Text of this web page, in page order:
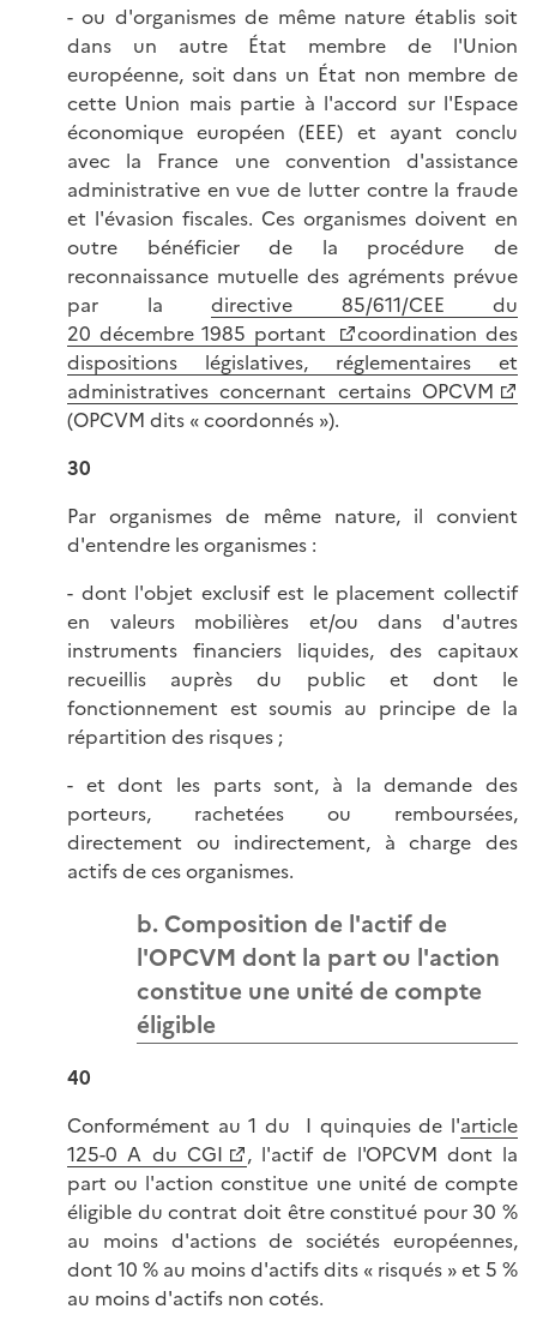
- ou d'organismes de même nature établis soit
dans un autre État membre de l'Union
européenne, soit dans un État non membre de
cette Union mais partie à l'accord sur l'Espace
économique européen (EEE) et ayant conclu
avec la France une convention d'assistance
administrative en vue de lutter contre la fraude
et l'évasion fiscales. Ces organismes doivent en
outre bénéficier de la procédure de
reconnaissance mutuelle des agréments prévue
par la directive 85/611/CEE du
20 décembre 1985 portant
coordination des
dispositions législatives, réglementaires et
administratives concernant certains OPCVM
(OPCVM dits « coordonnés »).
30
Par organismes de même nature, il convient
d'entendre les organismes :
- dont l'objet exclusif est le placement collectif
en valeurs mobilières et/ou dans d'autres
instruments financiers liquides, des capitaux
recueillis auprès du public et dont le
fonctionnement est soumis au principe de la
répartition des risques ;
- et dont les parts sont, à la demande des
porteurs, rachetées ou remboursées,
directement ou indirectement, à charge des
actifs de ces organismes.
b. Composition de l'actif de
l'OPCVM dont la part ou l'action
constitue une unité de compte
éligible
40
Conformément au 1 du I quinquies de l'article
125-0 A du CGI
, l'actif de l'OPCVM dont la
part ou l'action constitue une unité de compte
éligible du contrat doit être constitué pour 30 %
au moins d'actions de sociétés européennes,
dont 10 % au moins d'actifs dits « risqués » et 5 %
au moins d'actifs non cotés.